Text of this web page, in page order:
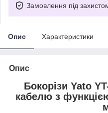
Замовлення під
Опис Характеристики
Опис
Бокорізи Yato
кабелю з